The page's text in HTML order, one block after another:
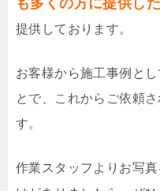
提供しております。
お客様から施工事例と
とで、これからご依頼
す。
作業スタッフよりお写